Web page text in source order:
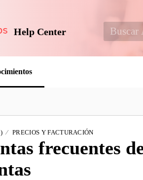
Help Center
PRECIOS Y FACTURACIÓN
frecuentes